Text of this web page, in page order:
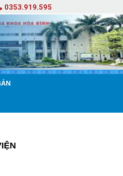
0353.919.595